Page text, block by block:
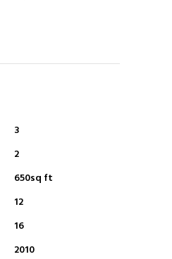
3
2
650sq ft
12
16
2010
cookies,
Marketing